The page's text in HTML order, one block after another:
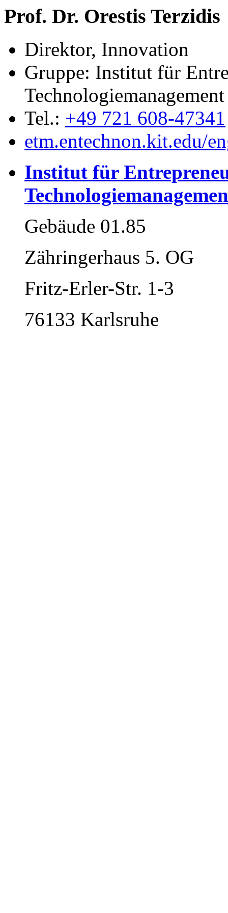
Prof. Dr. Orestis Terzidis
Direktor, Innovation
Gruppe: Institut für
Tel.: +49 721 608-47341
etm.entechnon.kit.edu/
Institut für
Gebäude 01.85
Zähringerhaus 5. OG
Fritz-Erler-Str. 1-3
76133 Karlsruhe